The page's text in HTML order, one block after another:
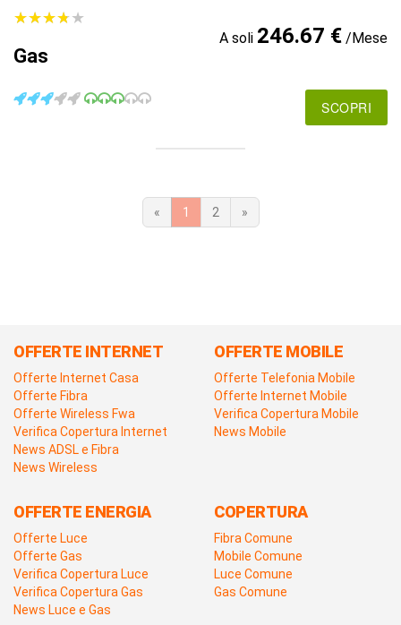
★★★★★
★★★★★
Gas
A soli 246.67 €/Mese
SCOPRI
« 1 2 »
OFFERTE INTERNET
Offerte Internet Casa
Offerte Fibra
Offerte Wireless Fwa
Verifica Copertura Internet
News ADSL e Fibra
News Wireless
OFFERTE MOBILE
Offerte Telefonia Mobile
Offerte Internet Mobile
Verifica Copertura Mobile
News Mobile
OFFERTE ENERGIA
Offerte Luce
Offerte Gas
Verifica Copertura Luce
Verifica Copertura Gas
News Luce e Gas
COPERTURA
Fibra Comune
Mobile Comune
Luce Comune
Gas Comune